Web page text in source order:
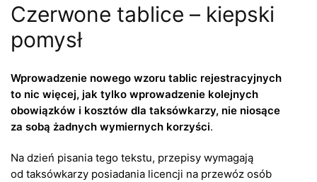
Czerwone tablice – kiepski
pomysł
Wprowadzenie nowego wzoru tablic rejestracyjnych
to nic więcej, jak tylko wprowadzenie kolejnych
obowiązków i kosztów dla taksówkarzy, nie niosące
za sobą żadnych wymiernych korzyści.
Na dzień pisania tego tekstu, przepisy wymagają
od taksówkarzy posiadania licencji na przewóz osób